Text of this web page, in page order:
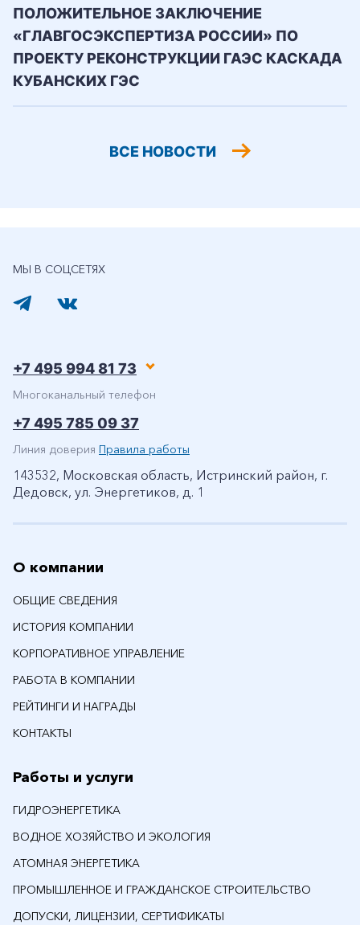
ПОЛОЖИТЕЛЬНОЕ ЗАКЛЮЧЕНИЕ
«ГЛАВГОСЭКСПЕРТИЗА РОССИИ» ПО
ПРОЕКТУ РЕКОНСТРУКЦИИ ГАЭС КАСКАДА
КУБАНСКИХ ГЭС
ВСЕ НОВОСТИ
МЫ В СОЦСЕТЯХ
+7 495 994 81 73
Многоканальный телефон
+7 495 785 09 37
Линия доверия Правила работы
143532, Московская область, Истринский район, г.
Дедовск, ул. Энергетиков, д. 1
О компании
ОБЩИЕ СВЕДЕНИЯ
ИСТОРИЯ КОМПАНИИ
КОРПОРАТИВНОЕ УПРАВЛЕНИЕ
РАБОТА В КОМПАНИИ
РЕЙТИНГИ И НАГРАДЫ
КОНТАКТЫ
Работы и услуги
ГИДРОЭНЕРГЕТИКА
ВОДНОЕ ХОЗЯЙСТВО И ЭКОЛОГИЯ
АТОМНАЯ ЭНЕРГЕТИКА
ПРОМЫШЛЕННОЕ И ГРАЖДАНСКОЕ СТРОИТЕЛЬСТВО
ДОПУСКИ, ЛИЦЕНЗИИ, СЕРТИФИКАТЫ